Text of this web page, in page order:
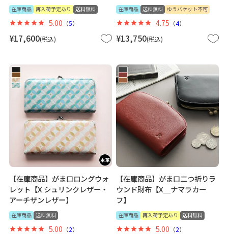
在庫商品 再入荷予定あり 送料無料
¥17,600 税込
5.00 （5）
在庫商品 送料無料 ゆうパケット不可
¥13,750 税込
4.75 （4）
【在庫商品】がま口ロングウォ
レット【X シュリンクレザー・
アーチザンレザー】
在庫商品 送料無料
5.00 （2）
【在庫商品】がま口二つ折りラ
ウンド財布【X＿ナマラカー
フ】
在庫商品 再入荷予定あり 送料無料
5.00 （2）